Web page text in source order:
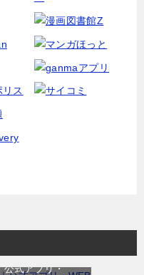
公式アプリ・